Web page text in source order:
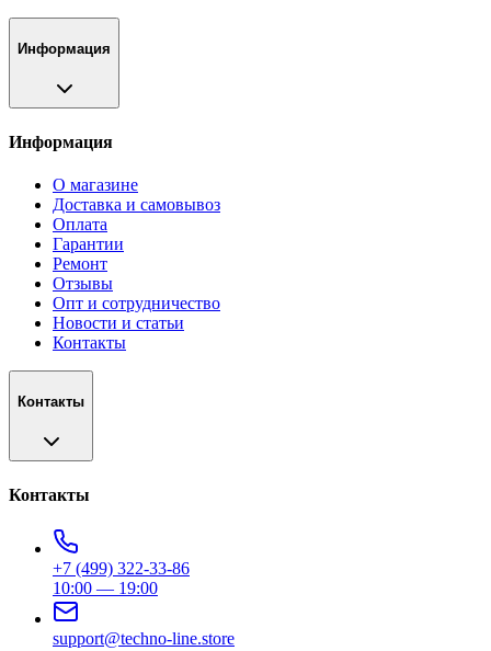
Информация
Информация
О магазине
Доставка и самовывоз
Оплата
Гарантии
Ремонт
Отзывы
Опт и сотрудничество
Новости и статьи
Контакты
Контакты
Контакты
+7 (499) 322-33-86
10:00 — 19:00
support@techno-line.store